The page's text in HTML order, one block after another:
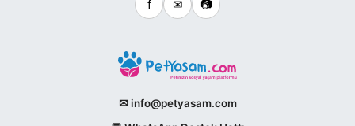
f ✉ 📷
✉ info@petyasam.com